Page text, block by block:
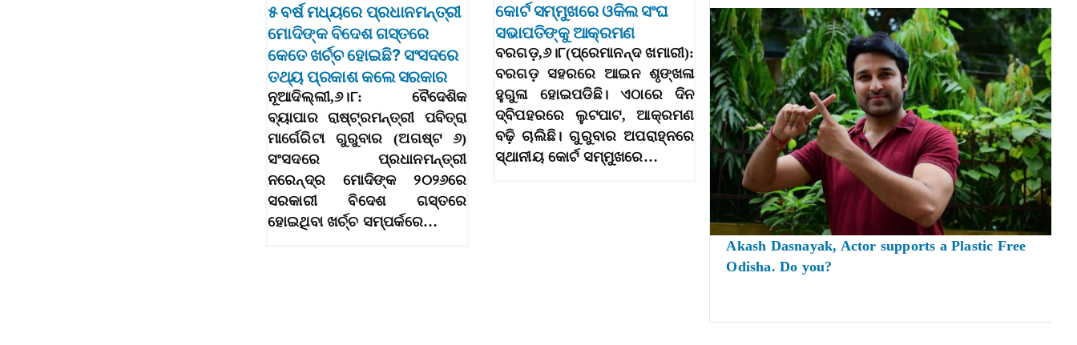
କୋର୍ଟ ସମ୍ମୁଖରେ ଓକିଲ ସଂଘ
ସଭାପତିଙ୍କୁ ଆକ୍ରମଣ
ବରଗଡ଼,୬।୮(ପ୍ରେମାନନ୍ଦ ଖମାରୀ):
ବରଗଡ଼ ସହରରେ ଆଇନ ଶୃଙ୍ଖଳା
ହୁଗୁଳା ହୋଇପଡିଛି। ଏଠାରେ ଦିନ
ଦ୍ବିପହରରେ ଲୁଟପାଟ, ଆକ୍ରମଣ
ବଢ଼ି ଚାଲିଛି। ଗୁରୁବାର ଅପରାହ୍ନରେ
ସ୍ଥାନୀୟ କୋର୍ଟ ସମ୍ମୁଖରେ…
୫ ବର୍ଷ ମଧ୍ୟରେ ପ୍ରଧାନମନ୍ତ୍ରୀ
ମୋଦିଙ୍କ ବିଦେଶ ଗସ୍ତରେ
କେତେ ଖର୍ଚ୍ଚ ହୋଇଛି? ସଂସଦରେ
ତଥ୍ୟ ପ୍ରକାଶ କଲେ ସରକାର
ନୂଆଦିଲ୍ଲୀ,୬।୮: ବୈଦେଶିକ
ବ୍ୟାପାର ରାଷ୍ଟ୍ରମନ୍ତ୍ରୀ ପବିତ୍ରା
ମାର୍ଗେରିଟା ଗୁରୁବାର (ଅଗଷ୍ଟ ୬)
ସଂସଦରେ ପ୍ରଧାନମନ୍ତ୍ରୀ
ନରେନ୍ଦ୍ର ମୋଦିଙ୍କ ୨୦୨୬ରେ
ସରକାରୀ ବିଦେଶ ଗସ୍ତରେ
ହୋଇଥିବା ଖର୍ଚ୍ଚ ସମ୍ପର୍କରେ…
Akash Dasnayak, Actor supports a Plastic Free
Odisha. Do you?